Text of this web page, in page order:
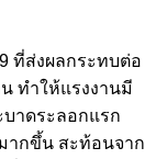
ที่ส่งผลกระทบต่อ
ทำให้แรงงานมี
บาดระลอกแรก
ากขึ้น สะท้อนจาก